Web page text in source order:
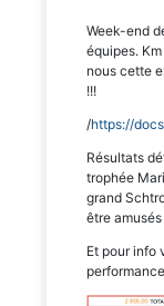
Week-end
équipes.
nous cette
!!!
/https://
Résultats
trophée
grand
être
Et pour info